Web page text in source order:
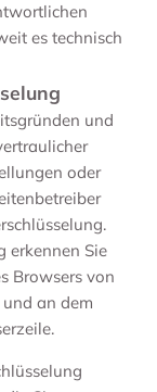
es technisch
und
oder
erkennen Sie
Browsers von
und an dem